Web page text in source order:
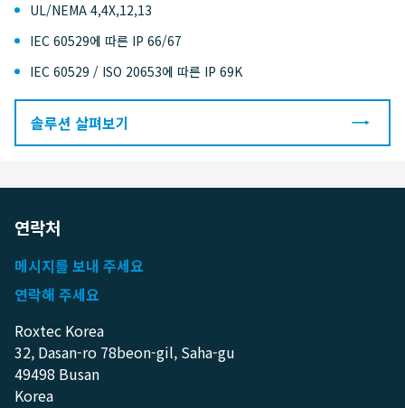
UL/NEMA 4,4X,12,13
IEC 60529에 따른 IP 66/67
IEC 60529 / ISO 20653에 따른 IP 69K
솔루션 살펴보기
연락처
메시지를 보내 주세요
연락해 주세요
Roxtec Korea
32, Dasan-ro 78beon-gil, Saha-gu
49498 Busan
Korea